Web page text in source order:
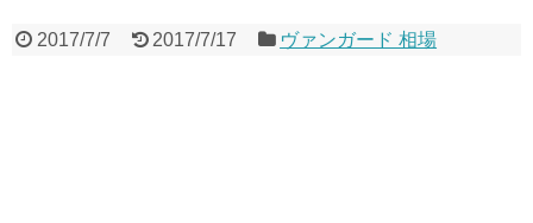
2017/7/7 2017/7/17 ヴァンガード 相場